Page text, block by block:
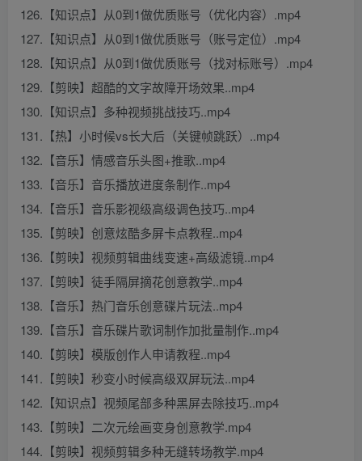
126.【知识点】从0到1做优质账号（优化内容）.mp4
127.【知识点】从0到1做优质账号（账号定位）.mp4
128.【知识点】从0到1做优质账号（找对标账号）.mp4
129.【剪映】超酷的文字故障开场效果..mp4
130.【知识点】多种视频挑战技巧..mp4
131.【热】小时候vs长大后（关键帧跳跃）..mp4
132.【音乐】情感音乐头图+推歌..mp4
133.【音乐】音乐播放进度条制作..mp4
134.【音乐】音乐影视级高级调色技巧..mp4
135.【剪映】创意炫酷多屏卡点教程..mp4
136.【剪映】视频剪辑曲线变速+高级滤镜..mp4
137.【剪映】徒手隔屏摘花创意教学..mp4
138.【音乐】热门音乐创意碟片玩法..mp4
139.【音乐】音乐碟片歌词制作加批量制作..mp4
140.【剪映】模版创作人申请教程..mp4
141.【剪映】秒变小时候高级双屏玩法..mp4
142.【知识点】视频尾部多种黑屏去除技巧..mp4
143.【剪映】二次元绘画变身创意教学.mp4
144.【剪映】视频剪辑多种无缝转场教学.mp4